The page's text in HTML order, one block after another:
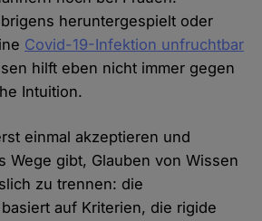
heruntergespielt oder
Covid-19-Infektion unfruchtbar
hilft eben nicht immer gegen
Intuition.
einmal akzeptieren und
Wege gibt, Glauben von Wissen
zu trennen: die
auf Kriterien, die rigide